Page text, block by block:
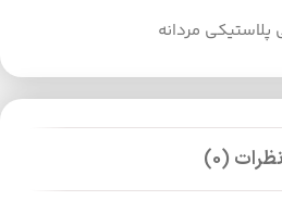
مردانه
نظرات (0)